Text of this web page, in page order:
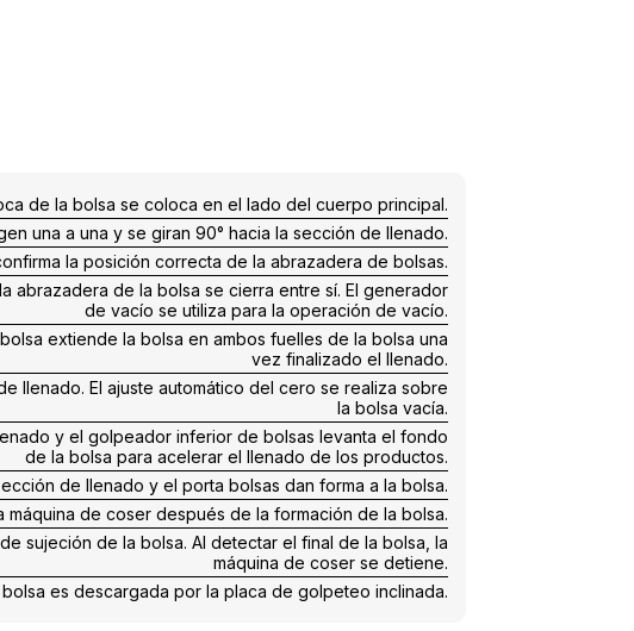
de la bolsa se coloca en el lado del cuerpo principal.
una a una y se giran 90° hacia la sección de llenado.
la posición correcta de la abrazadera de bolsas.
abrazadera de la bolsa se cierra entre sí. El generador
de vacío se utiliza para la operación de vacío.
extiende la bolsa en ambos fuelles de la bolsa una
vez finalizado el llenado.
llenado. El ajuste automático del cero se realiza sobre
la bolsa vacía.
y el golpeador inferior de bolsas levanta el fondo
de la bolsa para acelerar el llenado de los productos.
de llenado y el porta bolsas dan forma a la bolsa.
máquina de coser después de la formación de la bolsa.
sujeción de la bolsa. Al detectar el final de la bolsa, la
máquina de coser se detiene.
es descargada por la placa de golpeteo inclinada.